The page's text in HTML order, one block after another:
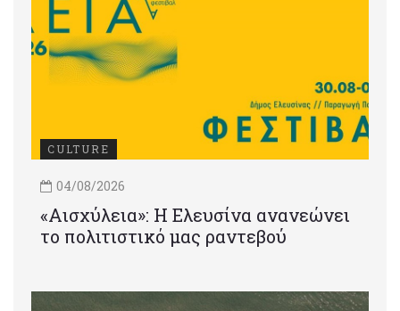
CULTURE
04/08/2026
«Αισχύλεια»: Η Ελευσίνα ανανεώνει
το πολιτιστικό μας ραντεβού